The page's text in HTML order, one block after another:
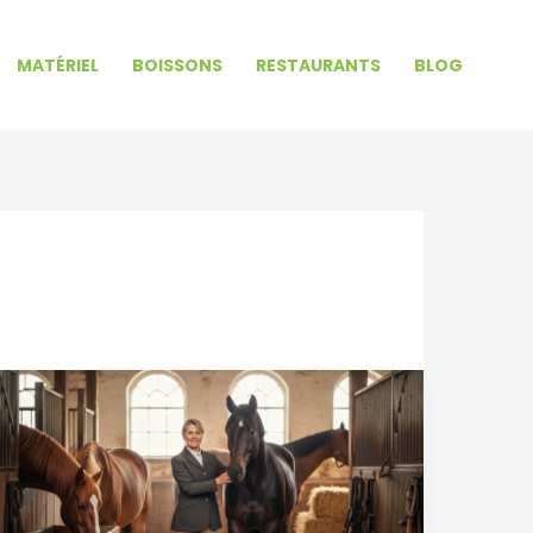
MATÉRIEL BOISSONS RESTAURANTS BLOG
Les
clés
du
succès
d’Isabelle